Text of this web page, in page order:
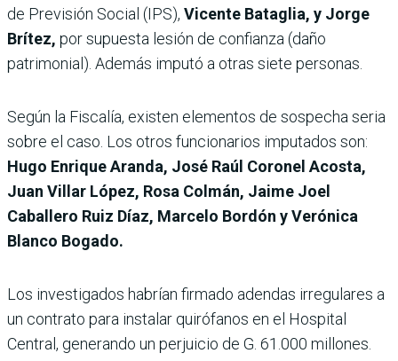
de Previsión Social (IPS), Vicente Bataglia, y Jorge
Brítez, por supuesta lesión de confianza (daño
patrimonial). Además imputó a otras siete personas.
Según la Fiscalía, existen elementos de sospecha seria
sobre el caso. Los otros funcionarios imputados son:
Hugo Enrique Aranda, José Raúl Coronel Acosta,
Juan Villar López, Rosa Colmán, Jaime Joel
Caballero Ruiz Díaz, Marcelo Bordón y Verónica
Blanco Bogado.
Los investigados habrían firmado adendas irregulares a
un contrato para instalar quirófanos en el Hospital
Central, generando un perjuicio de G. 61.000 millones.